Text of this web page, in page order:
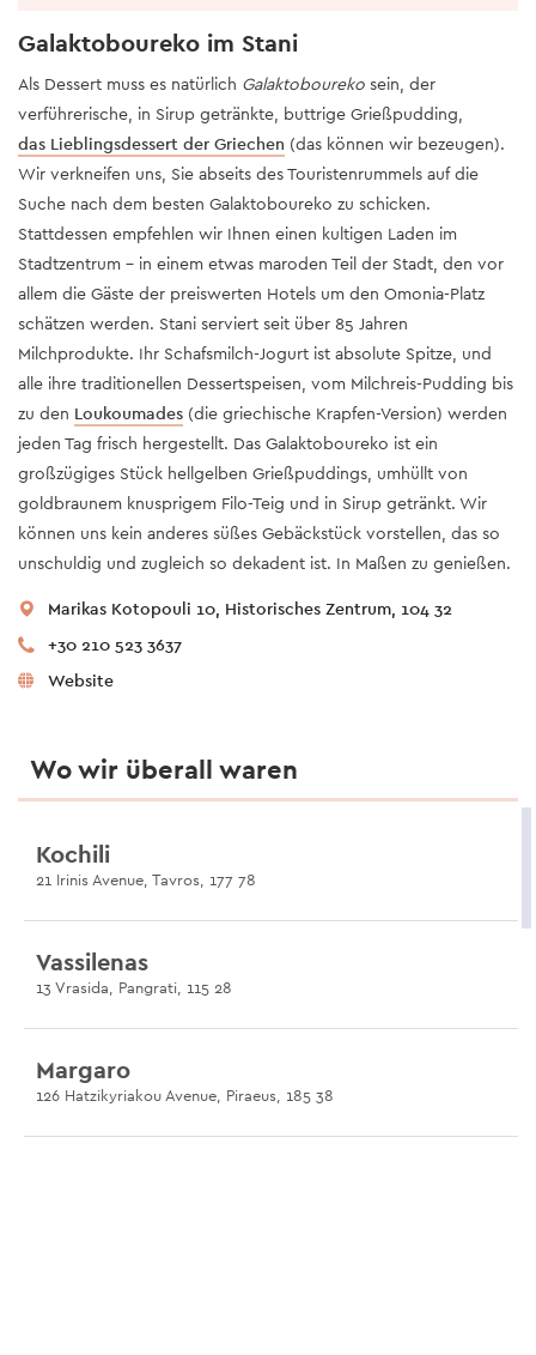
Galaktoboureko im Stani
Als Dessert muss es natürlich Galaktoboureko sein, der
verführerische, in Sirup getränkte, buttrige Grießpudding,
das Lieblingsdessert der Griechen (das können wir bezeugen).
Wir verkneifen uns, Sie abseits des Touristenrummels auf die
Suche nach dem besten Galaktoboureko zu schicken.
Stattdessen empfehlen wir Ihnen einen kultigen Laden im
Stadtzentrum – in einem etwas maroden Teil der Stadt, den vor
allem die Gäste der preiswerten Hotels um den Omonia-Platz
schätzen werden. Stani serviert seit über 85 Jahren
Milchprodukte. Ihr Schafsmilch-Jogurt ist absolute Spitze, und
alle ihre traditionellen Dessertspeisen, vom Milchreis-Pudding bis
zu den Loukoumades (die griechische Krapfen-Version) werden
jeden Tag frisch hergestellt. Das Galaktoboureko ist ein
großzügiges Stück hellgelben Grießpuddings, umhüllt von
goldbraunem knusprigem Filo-Teig und in Sirup getränkt. Wir
können uns kein anderes süßes Gebäckstück vorstellen, das so
unschuldig und zugleich so dekadent ist. In Maßen zu genießen.
Marikas Kotopouli 10, Historisches Zentrum, 104 32
+30 210 523 3637
Website
Wo wir überall waren
Kochili
21 Irinis Avenue, Tavros, 177 78
Vassilenas
13 Vrasida, Pangrati, 115 28
Margaro
126 Hatzikyriakou Avenue, Piraeus, 185 38